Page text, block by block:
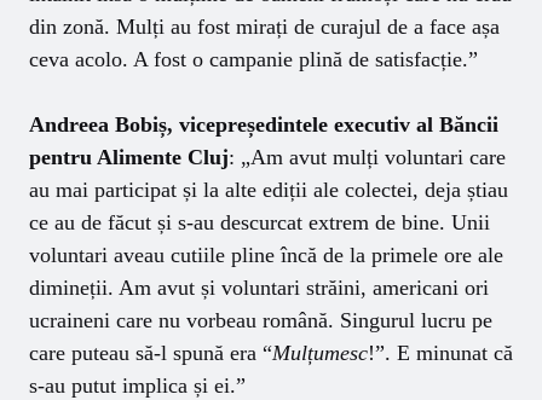
din zonă. Mulți au fost mirați de curajul de a face așa
ceva acolo. A fost o campanie plină de satisfacție.”
Andreea Bobiș, vicepreședintele executiv al Băncii
pentru Alimente Cluj: „Am avut mulți voluntari care
au mai participat și la alte ediții ale colectei, deja știau
ce au de făcut și s-au descurcat extrem de bine. Unii
voluntari aveau cutiile pline încă de la primele ore ale
dimineții. Am avut și voluntari străini, americani ori
ucraineni care nu vorbeau română. Singurul lucru pe
care puteau să-l spună era “Mulțumesc!”. E minunat că
s-au putut implica și ei.”